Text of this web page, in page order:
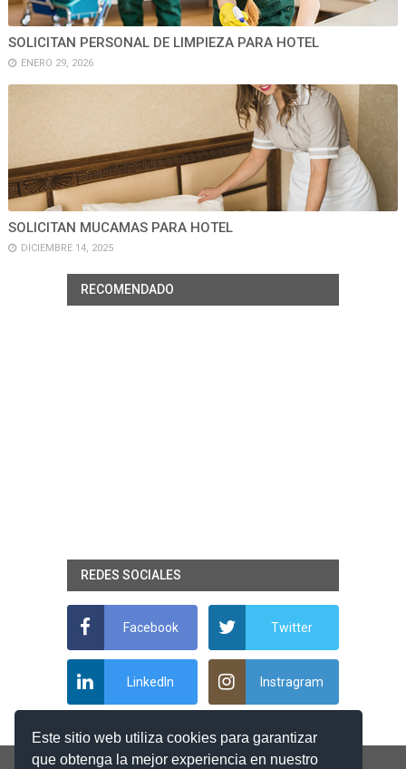
Este sitio web utiliza cookies para garantizar
que obtenga la mejor experiencia en nuestro
SOLICITAN PERSONAL DE LIMPIEZA PARA HOTEL
ENERO 29, 2026
SOLICITAN MUCAMAS PARA HOTEL
DICIEMBRE 14, 2025
RECOMENDADO
REDES SOCIALES
Facebook Twitter
LinkedIn Instragram